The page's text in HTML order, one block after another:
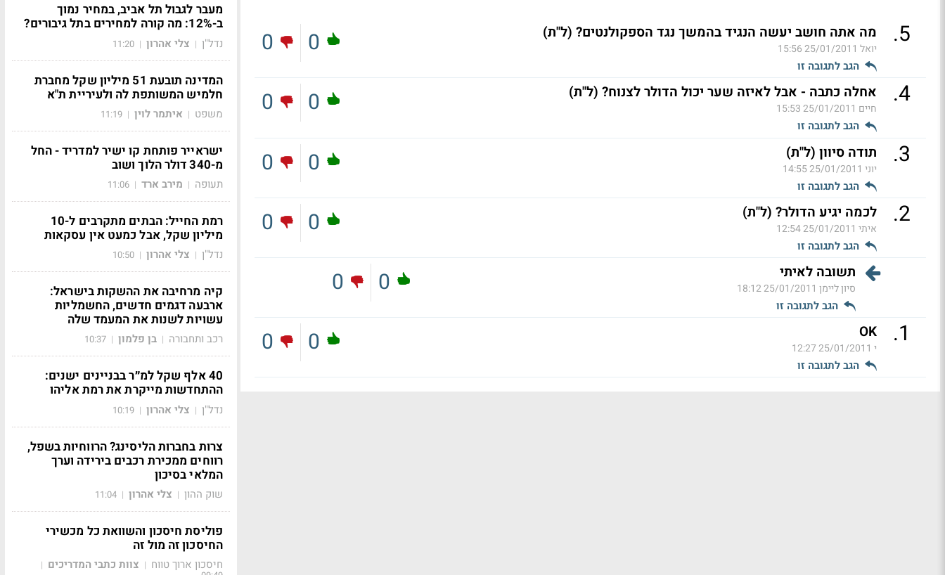
5
. מה אתה חושב יעשה הנגיד בהמשך נגד הספקולנטים? (ל"ת)
יואל 25/01/2011 15:56
הגב לתגובה זו
0
0
4
. אחלה כתבה - אבל לאיזה שער יכול הדולר לצנוח? (ל"ת)
חיים 25/01/2011 15:53
הגב לתגובה זו
0
0
3
. תודה סיוון (ל"ת)
יוני 25/01/2011 14:55
הגב לתגובה זו
0
0
2
. לכמה יגיע הדולר? (ל"ת)
איתי 25/01/2011 12:54
הגב לתגובה זו
0
0
תשובה לאיתי
סיון ליימן 25/01/2011 18:12
הגב לתגובה זו
0
0
1
.
OK
י 25/01/2011 12:27
הגב לתגובה זו
0
0
מעבר לגבול תל אביב, במחיר נמוך
ב-12%: מה קורה למחירים בתל גיבורים?
נדל"ן | צלי אהרון |
11:20
המדינה תובעת 51 מיליון שקל מחברת
חלמיש המשותפת לה ולעיריית ת"א
משפט | איתמר לוין |
11:19
ישראייר פותחת קו ישיר למדריד - החל
מ-340 דולר הלוך ושוב
תעופה | מירב ארד |
11:06
רמת החייל: הבתים מתקרבים ל-10
מיליון שקל, אבל כמעט אין עסקאות
נדל"ן | צלי אהרון |
10:50
קיה מרחיבה את ההשקות בישראל:
ארבעה דגמים חדשים, החשמליות
עשויות לשנות את המעמד שלה
רכב ותחבורה | בן פלמון |
10:37
40 אלף שקל למ״ר בבניינים ישנים:
ההתחדשות מייקרת את רמת אליהו
נדל"ן | צלי אהרון |
10:19
צרות בחברות הליסינג? הרווחיות בשפל,
רווחים ממכירת רכבים בירידה וערך
המלאי בסיכון
שוק ההון | צלי אהרון |
11:04
פוליסת חיסכון והשוואת כל מכשירי
החיסכון זה מול זה
חיסכון ארוך טווח | צוות כתבי המדריכים |